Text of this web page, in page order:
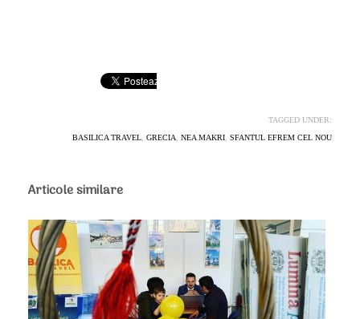
TAGGED UNDER:
BASILICA TRAVEL, GRECIA, NEA MAKRI, SFANTUL EFREM CEL NOU
Articole similare